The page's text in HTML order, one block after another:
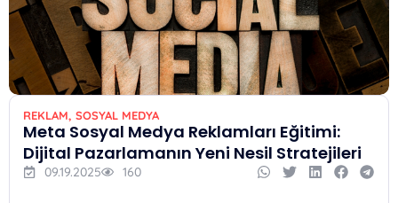
REKLAM, SOSYAL MEDYA
Meta Sosyal Medya Reklamları Eğitimi:
Dijital Pazarlamanın Yeni Nesil Stratejileri
09.19.2025 160